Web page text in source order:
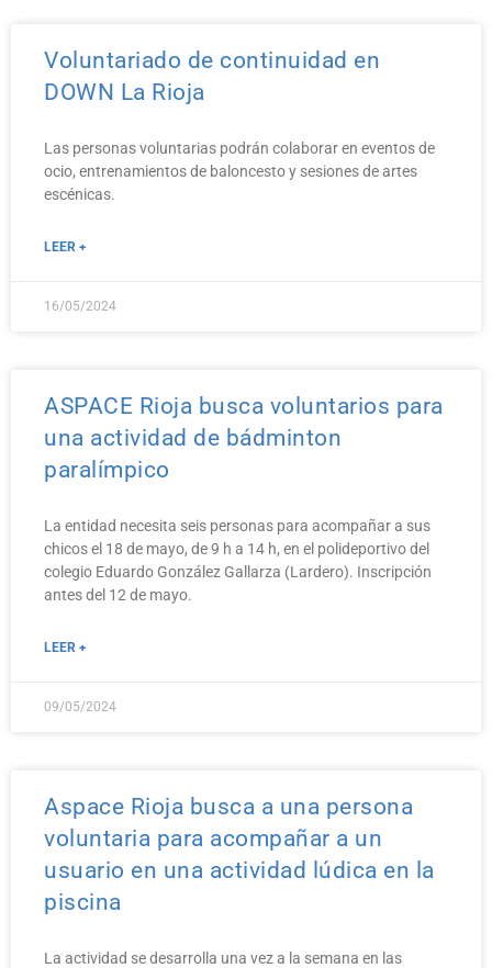
Voluntariado de continuidad en
DOWN La Rioja
Las personas voluntarias podrán colaborar en eventos de
ocio, entrenamientos de baloncesto y sesiones de artes
escénicas.
LEER +
16/05/2024
ASPACE Rioja busca voluntarios para
una actividad de bádminton
paralímpico
La entidad necesita seis personas para acompañar a sus
chicos el 18 de mayo, de 9 h a 14 h, en el polideportivo del
colegio Eduardo González Gallarza (Lardero). Inscripción
antes del 12 de mayo.
LEER +
09/05/2024
Aspace Rioja busca a una persona
voluntaria para acompañar a un
usuario en una actividad lúdica en la
piscina
La actividad se desarrolla una vez a la semana en las